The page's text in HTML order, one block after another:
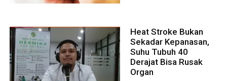
Heat Stroke Bukan
Sekadar Kepanasan,
Suhu Tubuh 40
Derajat Bisa Rusak
Organ